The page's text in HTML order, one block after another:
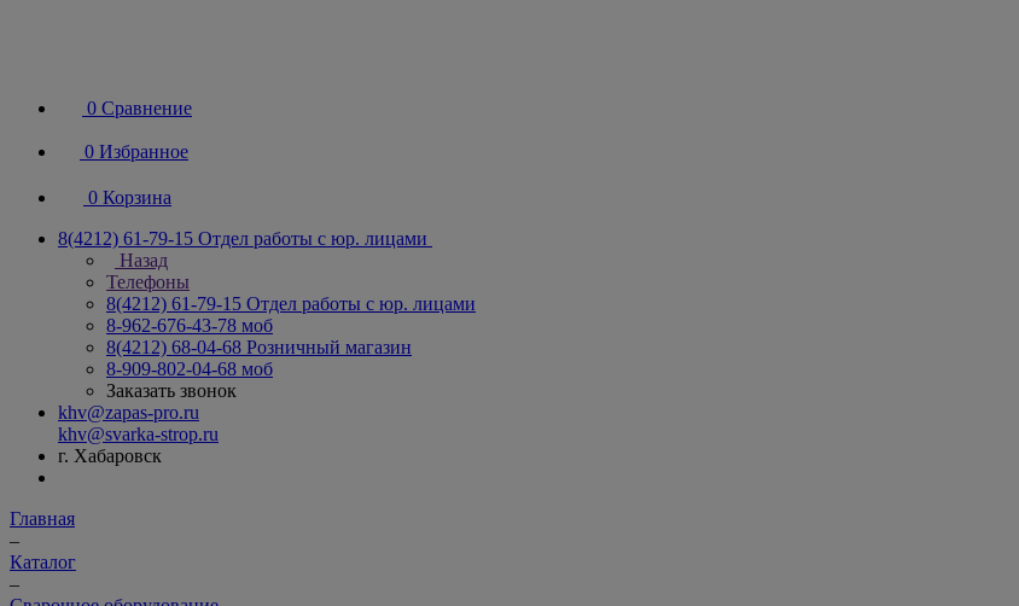
0 Сравнение
0 Избранное
0 Корзина
8(4212) 61-79-15 Отдел работы с юр. лицами
Назад
Телефоны
8(4212) 61-79-15 Отдел работы с юр. лицами
8-962-676-43-78 моб
8(4212) 68-04-68 Розничный магазин
8-909-802-04-68 моб
Заказать звонок
khv@zapas-pro.ru
khv@svarka-strop.ru
г. Хабаровск
Главная
–
Каталог
–